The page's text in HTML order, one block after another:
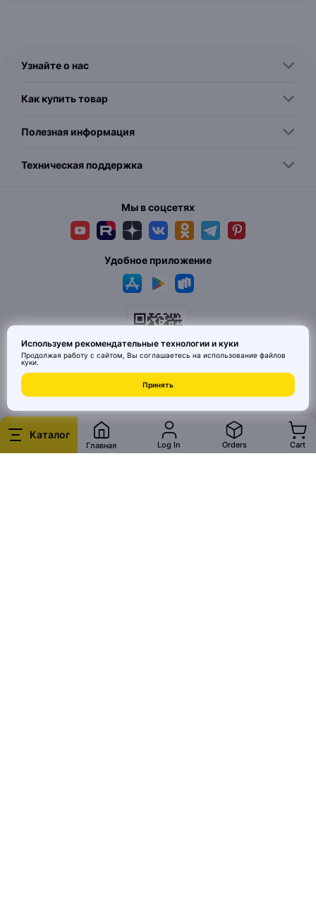
Каталог
Главная Log In Orders Cart
Узнайте о нас
Как купить товар
Полезная информация
Техническая поддержка
Мы в соцсетях
© 2026 MAI HE MAI. Маркетплейс дизайнерских товаров со всего
Китая по ценам заводов. Все права защищены.
Удобное приложение
Используем рекомендательные технологии и куки
Продолжая работу с сайтом, Вы соглашаетесь на использование файлов
куки.
Принять